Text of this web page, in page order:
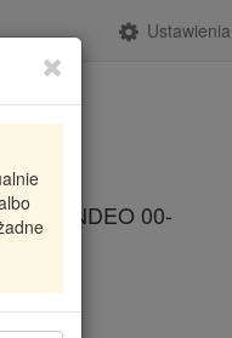
Ustawienia
MONDEO 00-